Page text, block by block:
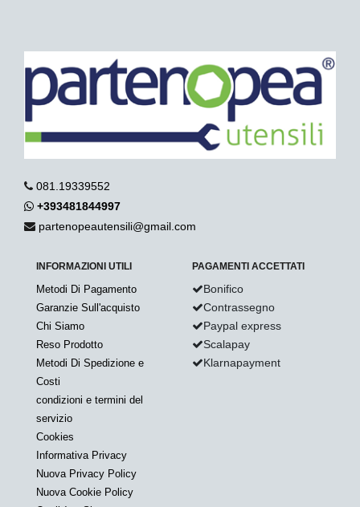
081.19339552
+393481844997
partenopeautensili@gmail.com
INFORMAZIONI UTILI
Metodi Di Pagamento
Garanzie Sull'acquisto
Chi Siamo
Reso Prodotto
Metodi Di Spedizione e
Costi
condizioni e termini del
servizio
Cookies
Informativa Privacy
Nuova Privacy Policy
Nuova Cookie Policy
PAGAMENTI ACCETTATI
Bonifico
Contrassegno
Paypal express
Scalapay
Klarnapayment